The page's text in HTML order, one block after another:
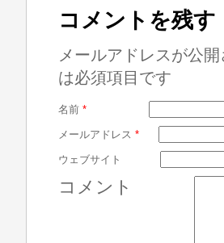
コメントを残す
メールアドレスが公
は必須項目です
名前 *
メールアドレス *
ウェブサイト
コメント